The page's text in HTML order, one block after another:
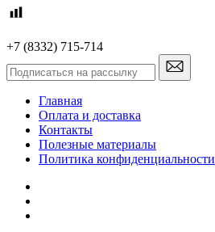
+7 (8332) 715-714
Главная
Оплата и доставка
Контакты
Полезные материалы
Политика конфиденциальности